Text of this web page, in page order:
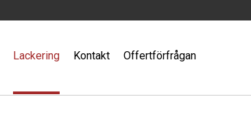
Lackering Kontakt Offertförfrågan